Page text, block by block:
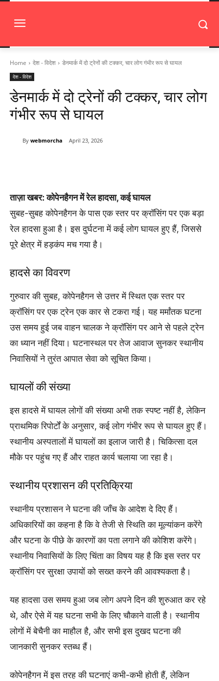
Home देश - विदेश डेनमार्क में दो ट्रेनों की टक्कर, चार लोग गंभीर रूप से घायल
देश - विदेश
डेनमार्क में दो ट्रेनों की टक्कर, चार लोग
गंभीर रूप से घायल
By webmorcha April 23, 2026
ताज़ा खबर: कोपेनहैगन में रेल हादसा, कई घायल
सुबह-सुबह कोपेनहैगन के पास एक स्तर पर क्रॉसिंग पर एक बड़ा
रेल हादसा हुआ है। इस दुर्घटना में कई लोग घायल हुए हैं, जिससे
पूरे क्षेत्र में हड़कंप मच गया है।
हादसे का विवरण
गुरुवार की सुबह, कोपेनहैगन से उत्तर में स्थित एक स्तर पर
क्रॉसिंग पर एक ट्रेन एक कार से टकरा गई। यह मर्मांतक घटना
उस समय हुई जब वाहन चालक ने क्रॉसिंग पर आने से पहले ट्रेन
का ध्यान नहीं दिया। घटनास्थल पर तेज आवाज सुनकर स्थानीय
निवासियों ने तुरंत आपात सेवा को सूचित किया।
घायलों की संख्या
इस हादसे में घायल लोगों की संख्या अभी तक स्पष्ट नहीं है, लेकिन
प्राथमिक रिपोर्टों के अनुसार, कई लोग गंभीर रूप से घायल हुए हैं।
स्थानीय अस्पतालों में घायलों का इलाज जारी है। चिकित्सा दल
मौके पर पहुंच गए हैं और राहत कार्य चलाया जा रहा है।
स्थानीय प्रशासन की प्रतिक्रिया
स्थानीय प्रशासन ने घटना की जाँच के आदेश दे दिए हैं।
अधिकारियों का कहना है कि वे तेजी से स्थिति का मूल्यांकन करेंगे
और घटना के पीछे के कारणों का पता लगाने की कोशिश करेंगे।
स्थानीय निवासियों के लिए चिंता का विषय यह है कि इस स्तर पर
क्रॉसिंग पर सुरक्षा उपायों को सख्त करने की आवश्यकता है।
यह हादसा उस समय हुआ जब लोग अपने दिन की शुरुआत कर रहे
थे, और ऐसे में यह घटना सभी के लिए चौकाने वाली है। स्थानीय
लोगों में बेचैनी का माहौल है, और सभी इस दुखद घटना की
जानकारी सुनकर स्तब्ध हैं।
कोपेनहैगन में इस तरह की घटनाएं कभी-कभी होती हैं, लेकिन